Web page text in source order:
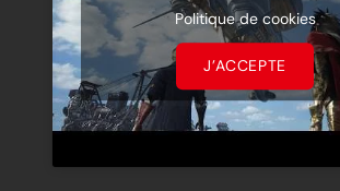
Politique de cookies
J’ACCEPTE